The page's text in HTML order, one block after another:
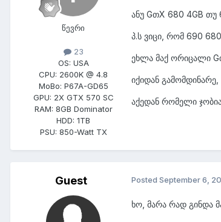
წევრი
23
OS: USA
CPU: 2600K @ 4.8
MoBo: P67A-GD65
GPU: 2X GTX 570 SC
RAM: 8GB Dominator
HDD: 1TB
PSU: 850-Watt TX
ანუ GთX 680 4GB თუ
პ.ს ვიცი, რომ 690
ეხლა მაქ ორიცალი
იქიდან
აქედან რომელი
Guest Posted September 6,
ხო, მარა რად გინდა